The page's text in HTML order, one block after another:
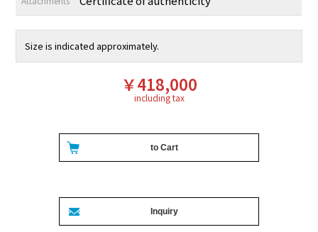
Size is indicated approximately.
￥418,000
including tax